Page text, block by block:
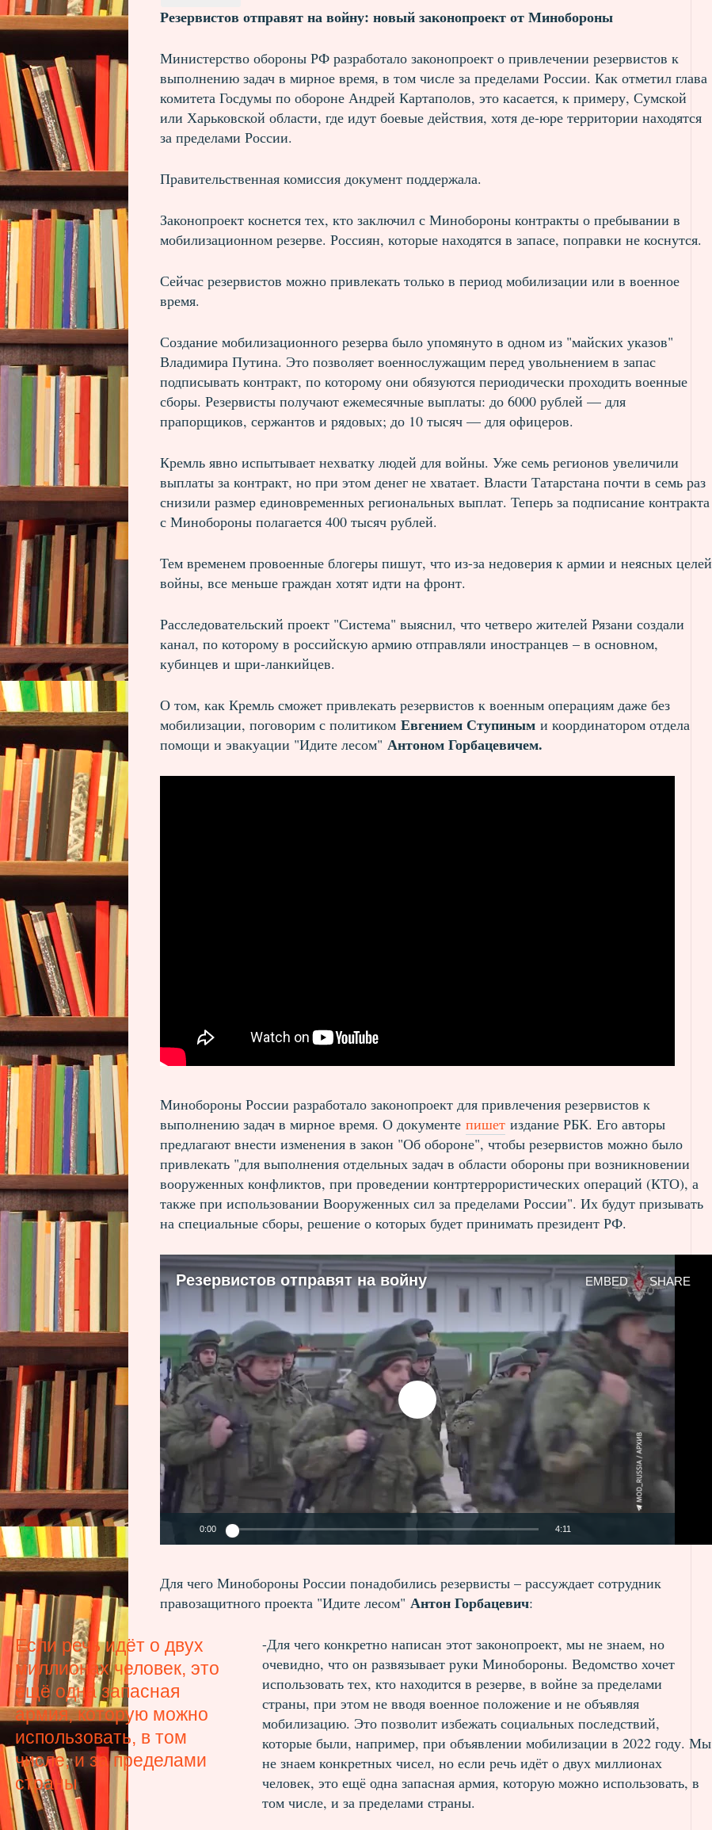
Резервистов отправят на войну: новый законопроект от Минобороны
Министерство обороны РФ разработало законопроект о привлечении резервистов к
выполнению задач в мирное время, в том числе за пределами России. Как отметил глава
комитета Госдумы по обороне Андрей Картаполов, это касается, к примеру, Сумской
или Харьковской области, где идут боевые действия, хотя де-юре территории находятся
за пределами России.
Правительственная комиссия документ поддержала.
Законопроект коснется тех, кто заключил с Минобороны контракты о пребывании в
мобилизационном резерве. Россиян, которые находятся в запасе, поправки не коснутся.
Сейчас резервистов можно привлекать только в период мобилизации или в военное
время.
Создание мобилизационного резерва было упомянуто в одном из "майских указов"
Владимира Путина. Это позволяет военнослужащим перед увольнением в запас
подписывать контракт, по которому они обязуются периодически проходить военные
сборы. Резервисты получают ежемесячные выплаты: до 6000 рублей — для
прапорщиков, сержантов и рядовых; до 10 тысяч — для офицеров.
Кремль явно испытывает нехватку людей для войны. Уже семь регионов увеличили
выплаты за контракт, но при этом денег не хватает. Власти Татарстана почти в семь раз
снизили размер единовременных региональных выплат. Теперь за подписание контракта
с Минобороны полагается 400 тысяч рублей.
Тем временем провоенные блогеры пишут, что из-за недоверия к армии и неясных целей
войны, все меньше граждан хотят идти на фронт.
Расследовательский проект "Система" выяснил, что четверо жителей Рязани создали
канал, по которому в российскую армию отправляли иностранцев – в основном,
кубинцев и шри-ланкийцев.
О том, как Кремль сможет привлекать резервистов к военным операциям даже без
мобилизации, поговорим с политиком Евгением Ступиным и координатором отдела
помощи и эвакуации "Идите лесом" Антоном Горбацевичем.
Минобороны России разработало законопроект для привлечения резервистов к
выполнению задач в мирное время. О документе пишет издание РБК. Его авторы
предлагают внести изменения в закон "Об обороне", чтобы резервистов можно было
привлекать "для выполнения отдельных задач в области обороны при возникновении
вооруженных конфликтов, при проведении контртеррористических операций (КТО), а
также при использовании Вооруженных сил за пределами России". Их будут призывать
на специальные сборы, решение о которых будет принимать президент РФ.
EMBED SHARE
Резервистов отправят на войну
No media source currently available
0:00 4:11
Для чего Минобороны России понадобились резервисты – рассуждает сотрудник
правозащитного проекта "Идите лесом" Антон Горбацевич:
Если речь идёт о двух
миллионах человек, это
ещё одна запасная
армия, которую можно
использовать, в том
числе, и за пределами
страны
-Для чего конкретно написан этот законопроект, мы не знаем, но
очевидно, что он развязывает руки Минобороны. Ведомство хочет
использовать тех, кто находится в резерве, в войне за пределами
страны, при этом не вводя военное положение и не объявляя
мобилизацию. Это позволит избежать социальных последствий,
которые были, например, при объявлении мобилизации в 2022 году. Мы
не знаем конкретных чисел, но если речь идёт о двух миллионах
человек, это ещё одна запасная армия, которую можно использовать, в
том числе, и за пределами страны.